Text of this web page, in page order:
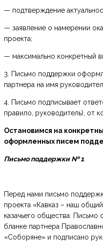
— подтверждение
— заявление о намерении
проекта;
— максимально конкретный
3. Письмо поддержки
партнера на имя
4. Письмо подписывает
правило, руководитель), от
Остановимся на
оформленных писем
Письмо поддержки № 1.
Перед нами письмо
проекта «Кавказ – наш
казачьего общества.
бланке партнера
«Соборяне» и подписано